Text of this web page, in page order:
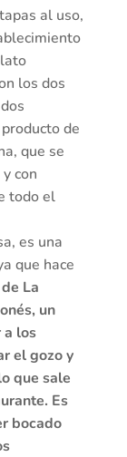
al uso,
los dos
de
que se
con
todo el
es una
que hace
La
un
a los
el gozo y
que sale
Es
bocado